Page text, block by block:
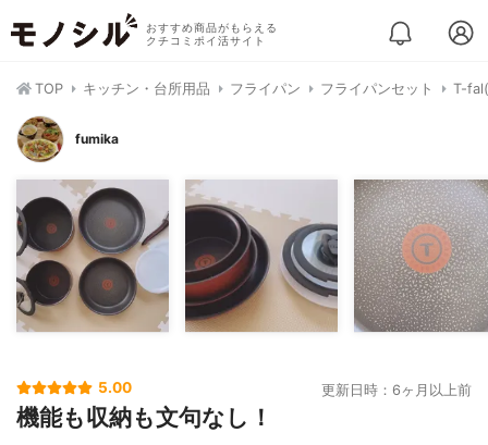
おすすめ商品がもらえる
クチコミポイ活サイト
TOP キッチン・台所用品 フライパン フライパンセット T-
fumika
5.00 更新日時：6ヶ月以上前
機能も収納も文句なし！